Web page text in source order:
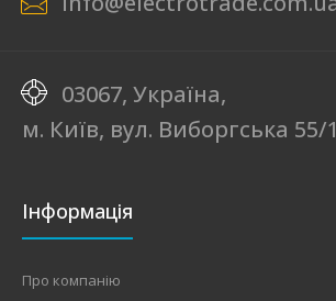
03067, Україна,
м. Київ, вул. Виборгська 55/
Інформація
Про компанію